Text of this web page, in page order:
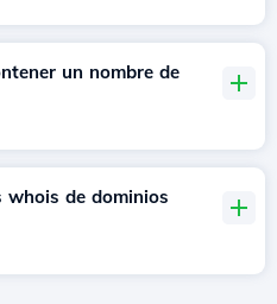
un nombre de
whois de dominios